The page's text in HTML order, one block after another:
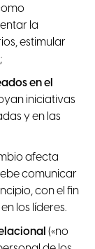
la
estimular
en el
iniciativas
y en las
afecta
comunicar
con el fin
los líderes.
(«no